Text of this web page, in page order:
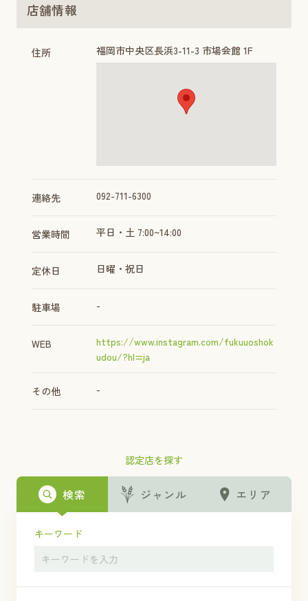
認定店を探す
検索 ジャンル エリア
キーワード
店舗情報
住所 福岡市中央区長浜3-11-3 市場会館 1F
連絡先 092-711-6300
営業時間 平日・土 7:00~14:00
定休日 日曜・祝日
駐車場 -
WEB
https://www.instagram.com/fukuuoshok
udou/?hl=ja
その他 -